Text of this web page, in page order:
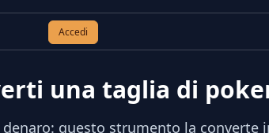
Accedi
una taglia di
denaro: questo strumento la converte